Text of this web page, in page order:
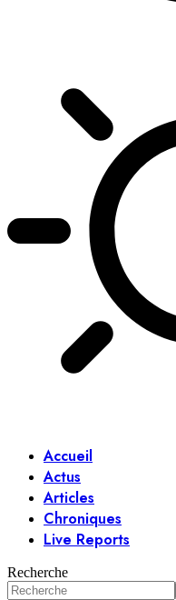
Accueil
Actus
Articles
Chroniques
Live Reports
Recherche